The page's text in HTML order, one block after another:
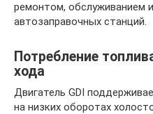
ремонтом, обслуживанием
автозаправочных станций.
Потребление
хода
Двигатель GDI
на низких оборотах